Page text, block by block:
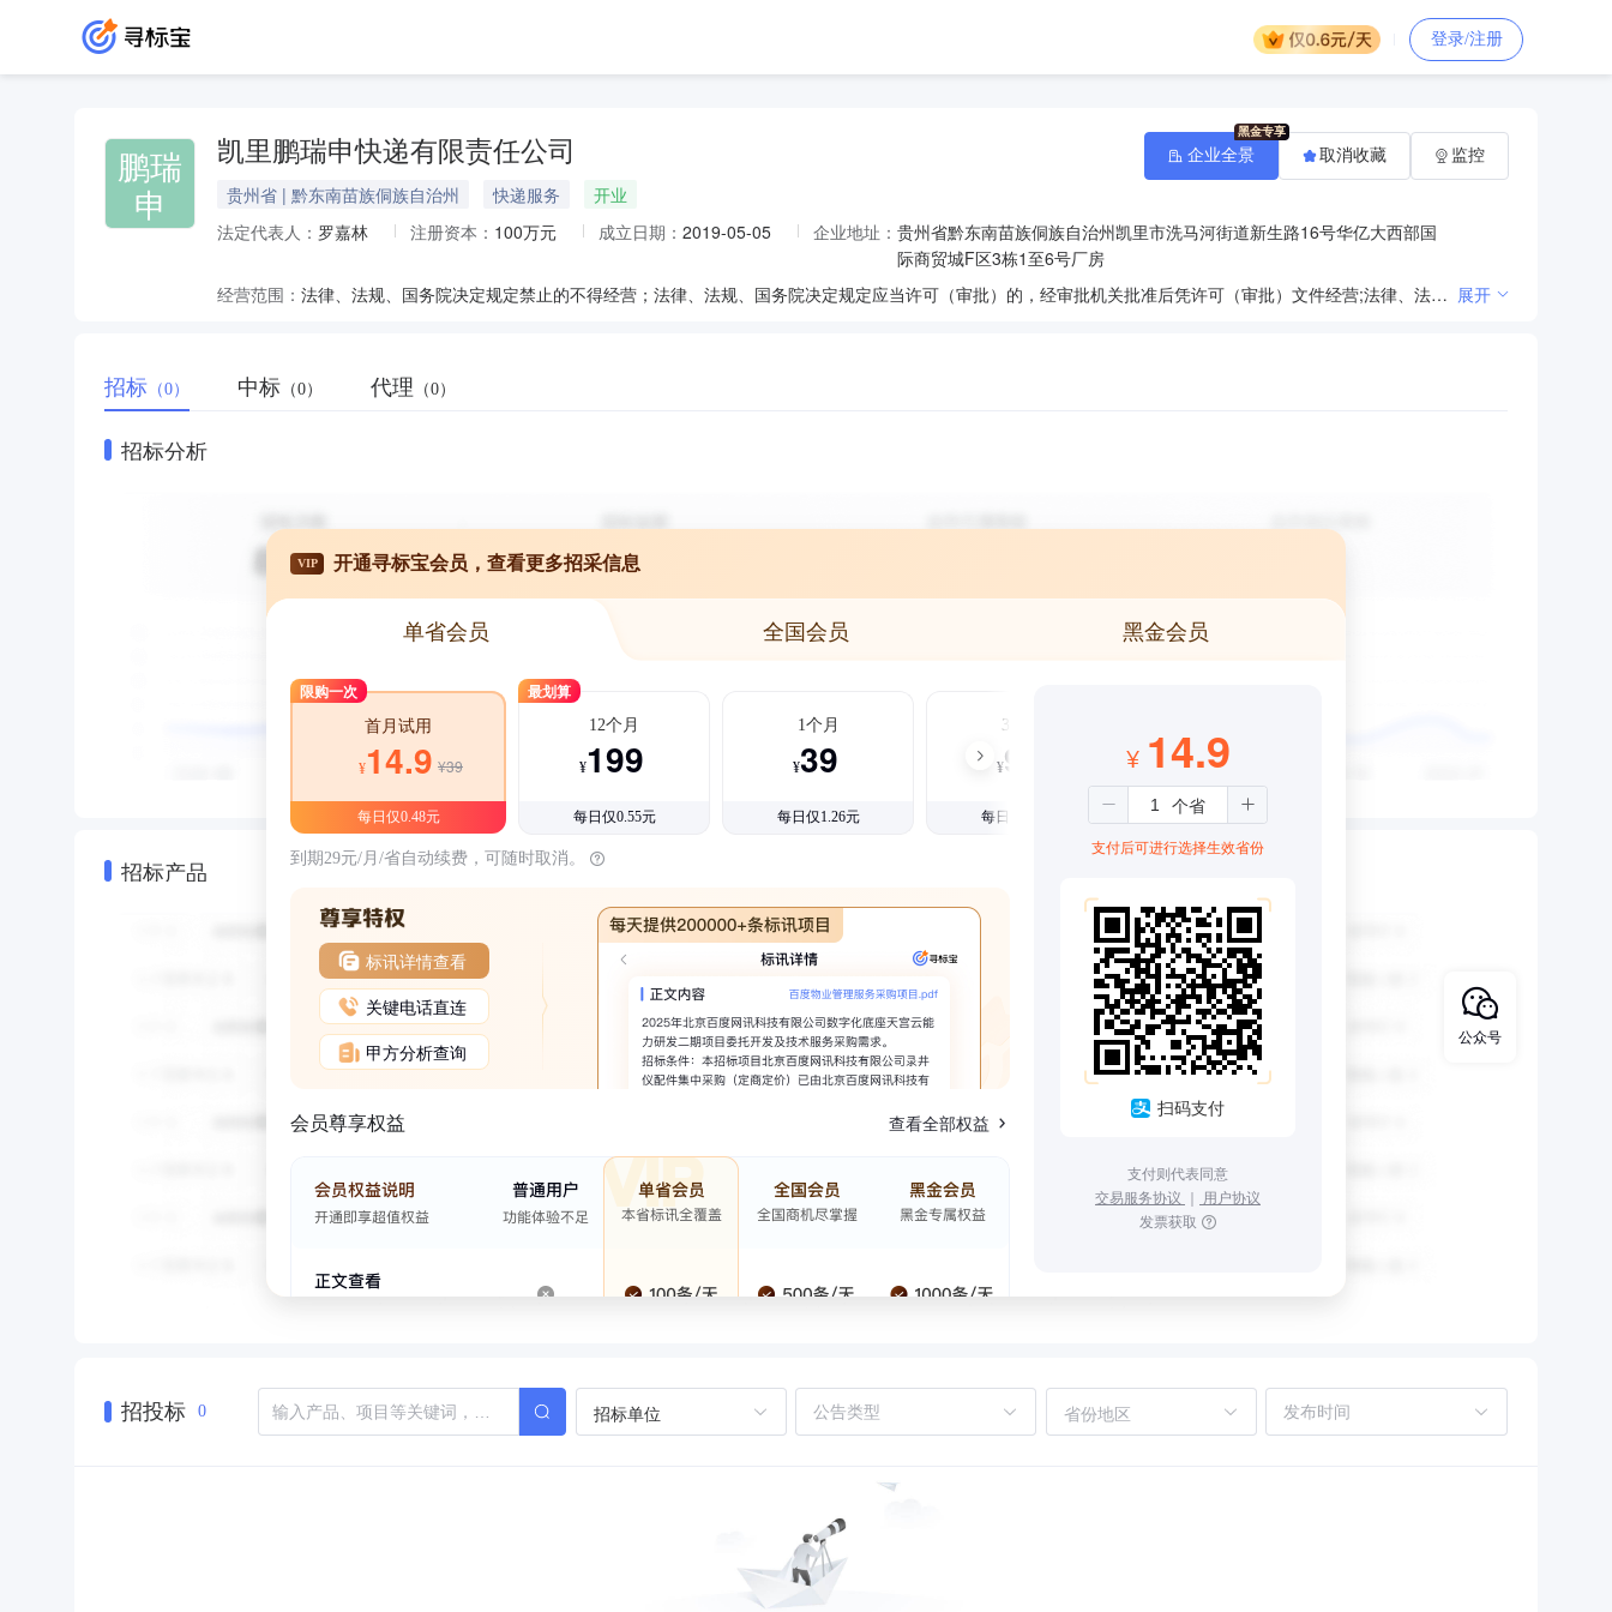
登录/注册
鹏瑞
申
凯里鹏瑞申快递有限责任公司
贵州省 | 黔东南苗族侗族自治州 快递服务
开业
法定代表人： 罗嘉林 注册资本： 100万元 成立日期： 2019-05-05 企业地址： 贵州省黔东南苗族侗族自治州凯里市洗马河街道新生路16号华亿大西部国
际商贸城F区3栋1至6号厂房
经营范围：
法律、法规、国务院决定规定禁止的不得经营；法律、法规、国务院决定规定应当许可（审批）的，经审批机关批准后凭许可（审批）文件经营;法律、法规、国务院决定规定无需许可（审批）的，市场主体自主选择经营。（国内快递业务（除邮政专营业务在外），普通货物运输，物流咨询服务） 展开
企业全景 取消收藏 监控
招标 （0） 中标 （0） 代理 （0）
招标分析
招标产品
VIP 开通寻标宝会员，查看更多招采信息
单省会员 全国会员 黑金会员
限购一次
首月试用
¥14.9 ¥39
每日仅0.48元
最划算
12个月
¥199
每日仅0.55元
1个月
¥39
每日仅1.26元
3个月
¥99
每日仅1.08元
到期29元/月/省自动续费，可随时取消。
标讯详情查看
关键电话直连
甲方分析查询
会员尊享权益 查看全部权益
¥ 14.9
支付后可进行选择生效省份
扫码支付
支付则代表同意
交易服务协议 ｜ 用户协议
发票获取
招投标 0 招标单位 省份地区
公众号